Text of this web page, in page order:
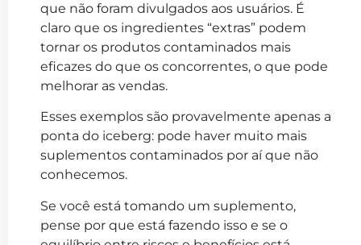
que não foram divulgados aos usuários. É
claro que os ingredientes “extras” podem
tornar os produtos contaminados mais
eficazes do que os concorrentes, o que pode
melhorar as vendas.
Esses exemplos são provavelmente apenas a
ponta do iceberg: pode haver muito mais
suplementos contaminados por aí que não
conhecemos.
Se você está tomando um suplemento,
pense por que está fazendo isso e se o